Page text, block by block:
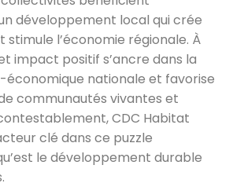
développement local qui crée
stimule l’économie régionale. À
impact positif s’ancre dans la
économique nationale et favorise
communautés vivantes et
CDC Habitat
clé dans ce puzzle
le développement durable